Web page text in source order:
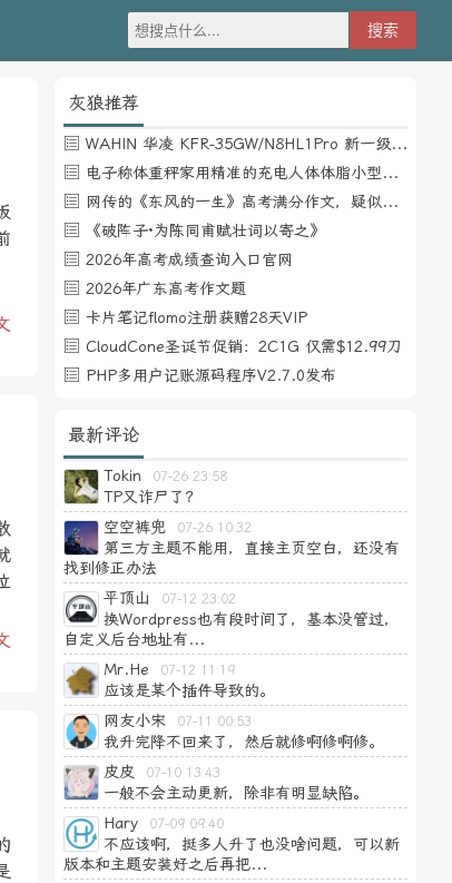
灰狼推荐
WAHIN 华凌 KFR-35GW/N8HL1Pro 新一级能效 壁挂式空调 1.5匹
电子称体重秤家用精准的充电人体体脂小型称重支持HUAWEI HiLink
网传的《东风的一生》高考满分作文，疑似自媒体或其他渠道炒作
《破阵子·为陈同甫赋壮词以寄之》
2026年高考成绩查询入口官网
2026年广东高考作文题
卡片笔记flomo注册获赠28天VIP
CloudCone圣诞节促销：2C1G 仅需$12.99刀
PHP多用户记账源码程序V2.7.0发布
最新评论
Tokin 07-26 23:58
TP又诈尸了？
空空裤兜
07-26 10:32
第三方主题不能用，直接主页空白，还没有
找到修正办法
平顶山
07-12 23:02
换Wordpress也有段时间了，基本没管过，
自定义后台地址有...
Mr.He
07-12 11:19
应该是某个插件导致的。
网友小宋
07-11 00:53
我升完降不回来了，然后就修啊修啊修。
皮皮
07-10 13:43
一般不会主动更新，除非有明显缺陷。
Hary
07-09 09:40
不应该啊，挺多人升了也没啥问题，可以新
版本和主题安装好之后再把...